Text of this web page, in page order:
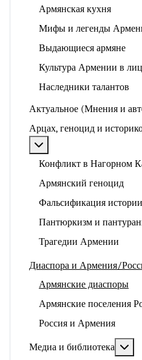
Армянская кухня
Мифы и легенды
Выдающиеся армяне
Культура Армении в
Наследники талантов
Актуальное (Мнения и
Арцах, геноцид и
Конфликт в Нагорном
Армянский геноцид
Фальсификация
Пантюркизм и
Трагедии Армении
Диаспора и Армения/
Армянские диаспоры
Армянские поселения
Россия и Армения
Медиа и библиотека